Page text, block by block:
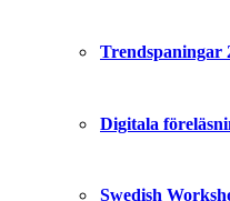
Trendspaningar
Digitala
Swedish